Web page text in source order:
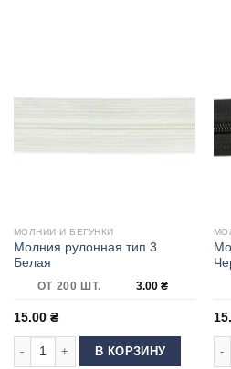
МОЛНИИ И БЕГУНКИ
Молния рулонная тип 3
Белая
ОТ 200 ШТ. 3.00 ₴
15.00 ₴
Количество товара Молния рулонная
В КОРЗИНУ